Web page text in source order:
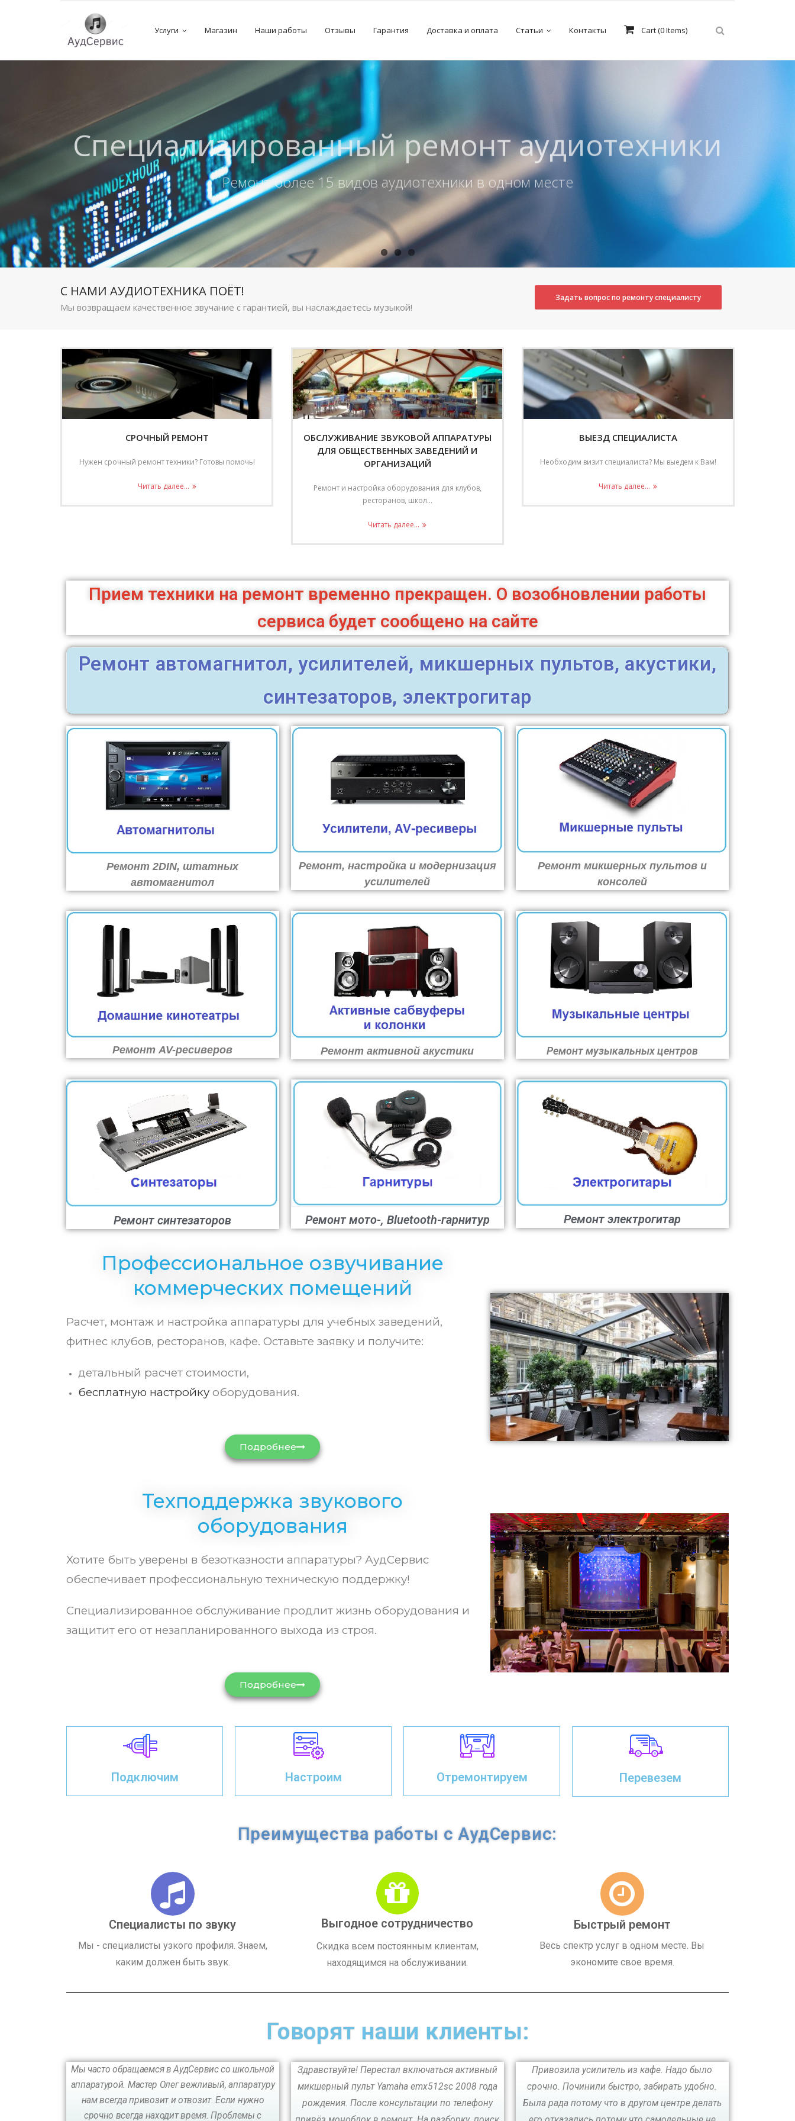
Услуги Магазин Наши работы Отзывы Гарантия Доставка и оплата Статьи Контакты Cart (0Items)
Диагностика в течении 3 рабочих дней
Без предоплат и предварительной записи
С НАМИ АУДИОТЕХНИКА ПОЁТ!
Мы возвращаем качественное звучание с гарантией, вы наслаждаетесь музыкой!
Задать вопрос по ремонту специалисту
СРОЧНЫЙ РЕМОНТ
Нужен срочный ремонт техники? Готовы помочь!
Читать далее...
ОБСЛУЖИВАНИЕ ЗВУКОВОЙ АППАРАТУРЫ
ДЛЯ ОБЩЕСТВЕННЫХ ЗАВЕДЕНИЙ И
ОРГАНИЗАЦИЙ
Ремонт и настройка оборудования для клубов,
ресторанов, школ...
Читать далее...
ВЫЕЗД СПЕЦИАЛИСТА
Необходим визит специалиста? Мы выедем к Вам!
Читать далее...
Прием техники на ремонт временно прекращен. О возобновлении работы
сервиса будет сообщено на сайте
Ремонт автомагнитол, усилителей, микшерных пультов, акустики,
синтезаторов, электрогитар
Ремонт 2DIN, штатных
автомагнитол
Ремонт, настройка и модернизация
усилителей
Ремонт микшерных пультов и
консолей
Ремонт AV-ресиверов Ремонт активной акустики Ремонт музыкальных центров
Ремонт синтезаторов Ремонт мото-, Bluetooth-гарнитур Ремонт электрогитар
Профессиональное озвучивание
коммерческих помещений
Расчет, монтаж и настройка аппаратуры для учебных заведений,
фитнес клубов, ресторанов, кафе. Оставьте заявку и получите:
детальный расчет стоимости,
бесплатную настройку оборудования.
Подробнее
Техподдержка звукового
оборудования
Хотите быть уверены в безотказности аппаратуры? АудСервис
обеспечивает профессиональную техническую поддержку!
Специализированное обслуживание продлит жизнь оборудования и
защитит его от незапланированного выхода из строя.
Подробнее
Подключим Настроим Отремонтируем Перевезем
Преимущества работы с АудСервис:
Специалисты по звуку
Мы - специалисты узкого профиля. Знаем,
каким должен быть звук.
Выгодное сотрудничество
Скидка всем постоянным клиентам,
находящимся на обслуживании.
Быстрый ремонт
Весь спектр услуг в одном месте. Вы
экономите свое время.
Говорят наши клиенты:
Мы часто обращаемся в АудСервис со школьной
аппаратурой. Мастер Олег вежливый, аппаратуру
нам всегда привозит и отвозит. Если нужно
срочно всегда находит время. Проблемы с
Здравствуйте! Перестал включаться активный
микшерный пульт Yamaha emx512sc 2008 года
рождения. После консультации по телефону
Привозила усилитель из кафе. Надо было
срочно. Починили быстро, забирать удобно.
Была рада потому что в другом центре делать